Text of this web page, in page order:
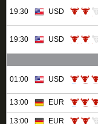
19:30 USD
19:30 USD
01:00 USD
13:00
EUR
13:00 EUR